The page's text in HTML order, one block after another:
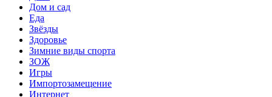
Дом и сад
Еда
Звёзды
Здоровье
Зимние виды спорта
ЗОЖ
Игры
Импортозамещение
Интернет